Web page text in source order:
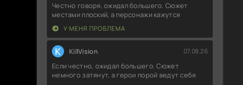
Честно говоря, ожидал большего. Сюжет
местами плоский, а персонажи кажутся
У МЕНЯ ПРОБЛЕМА
K KillVision 07.08.26
Если честно, ожидал большего. Сюжет
немного затянут, а герои порой ведут себя